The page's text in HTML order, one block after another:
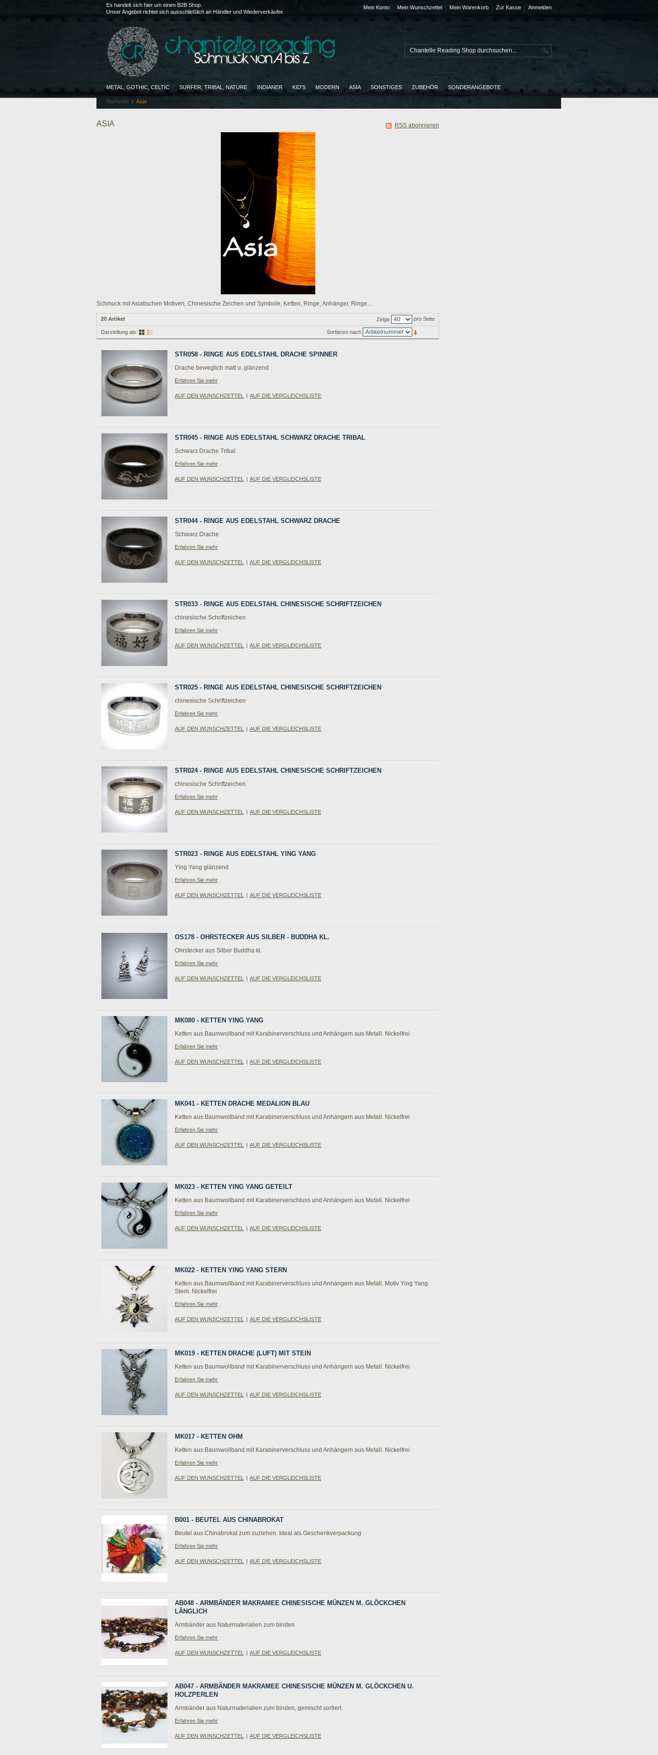
Es handelt sich hier um einen B2B Shop.
Unser Angebot richtet sich ausschließlich an Händler und Wiederverkäufer.
Mein Konto Mein Wunschzettel Mein Warenkorb Zur Kasse Anmelden
METAL, GOTHIC, CELTIC SURFER, TRIBAL, NATURE INDIANER KID'S MODERN ASIA SONSTIGES ZUBEHÖR SONDERANGEBOTE
Startseite Asia
RSS abonnieren
ASIA
Schmuck mit Asiatischen Motiven, Chinesische Zeichen und Symbole, Ketten, Ringe, Anhänger, Ringe...
20 Artikel Zeige pro Seite
Darstellung als: Sortieren nach
STR058 - RINGE AUS EDELSTAHL DRACHE SPINNER
Drache beweglich matt u. glänzend
Erfahren Sie mehr
AUF DEN WUNSCHZETTEL | AUF DIE VERGLEICHSLISTE
STR045 - RINGE AUS EDELSTAHL SCHWARZ DRACHE TRIBAL
Schwarz Drache Tribal
Erfahren Sie mehr
AUF DEN WUNSCHZETTEL | AUF DIE VERGLEICHSLISTE
STR044 - RINGE AUS EDELSTAHL SCHWARZ DRACHE
Schwarz Drache
Erfahren Sie mehr
AUF DEN WUNSCHZETTEL | AUF DIE VERGLEICHSLISTE
STR033 - RINGE AUS EDELSTAHL CHINESISCHE SCHRIFTZEICHEN
chinesische Schriftzeichen
Erfahren Sie mehr
AUF DEN WUNSCHZETTEL | AUF DIE VERGLEICHSLISTE
STR025 - RINGE AUS EDELSTAHL CHINESISCHE SCHRIFTZEICHEN
chinesische Schriftzeichen
Erfahren Sie mehr
AUF DEN WUNSCHZETTEL | AUF DIE VERGLEICHSLISTE
STR024 - RINGE AUS EDELSTAHL CHINESISCHE SCHRIFTZEICHEN
chinesische Schriftzeichen
Erfahren Sie mehr
AUF DEN WUNSCHZETTEL | AUF DIE VERGLEICHSLISTE
STR023 - RINGE AUS EDELSTAHL YING YANG
Ying Yang glänzend
Erfahren Sie mehr
AUF DEN WUNSCHZETTEL | AUF DIE VERGLEICHSLISTE
OS178 - OHRSTECKER AUS SILBER - BUDDHA KL.
Ohrstecker aus Silber Buddha kl.
Erfahren Sie mehr
AUF DEN WUNSCHZETTEL | AUF DIE VERGLEICHSLISTE
MK080 - KETTEN YING YANG
Ketten aus Baumwollband mit Karabinerverschluss und Anhängern aus Metall. Nickelfrei
Erfahren Sie mehr
AUF DEN WUNSCHZETTEL | AUF DIE VERGLEICHSLISTE
MK041 - KETTEN DRACHE MEDALION BLAU
Ketten aus Baumwollband mit Karabinerverschluss und Anhängern aus Metall. Nickelfrei
Erfahren Sie mehr
AUF DEN WUNSCHZETTEL | AUF DIE VERGLEICHSLISTE
MK023 - KETTEN YING YANG GETEILT
Ketten aus Baumwollband mit Karabinerverschluss und Anhängern aus Metall. Nickelfrei
Erfahren Sie mehr
AUF DEN WUNSCHZETTEL | AUF DIE VERGLEICHSLISTE
MK022 - KETTEN YING YANG STERN
Ketten aus Baumwollband mit Karabinerverschluss und Anhängern aus Metall. Motiv Ying Yang
Stern. Nickelfrei
Erfahren Sie mehr
AUF DEN WUNSCHZETTEL | AUF DIE VERGLEICHSLISTE
MK019 - KETTEN DRACHE (LUFT) MIT STEIN
Ketten aus Baumwollband mit Karabinerverschluss und Anhängern aus Metall. Nickelfrei
Erfahren Sie mehr
AUF DEN WUNSCHZETTEL | AUF DIE VERGLEICHSLISTE
MK017 - KETTEN OHM
Ketten aus Baumwollband mit Karabinerverschluss und Anhängern aus Metall. Nickelfrei
Erfahren Sie mehr
AUF DEN WUNSCHZETTEL | AUF DIE VERGLEICHSLISTE
B001 - BEUTEL AUS CHINABROKAT
Beutel aus Chinabrokat zum zuziehen. Ideal als Geschenkverpackung
Erfahren Sie mehr
AUF DEN WUNSCHZETTEL | AUF DIE VERGLEICHSLISTE
AB048 - ARMBÄNDER MAKRAMEE CHINESISCHE MÜNZEN M. GLÖCKCHEN
LÄNGLICH
Armbänder aus Naturmaterialien zum binden
Erfahren Sie mehr
AUF DEN WUNSCHZETTEL | AUF DIE VERGLEICHSLISTE
AB047 - ARMBÄNDER MAKRAMEE CHINESISCHE MÜNZEN M. GLÖCKCHEN U.
HOLZPERLEN
Armbänder aus Naturmaterialien zum binden, gemischt sortiert.
Erfahren Sie mehr
AUF DEN WUNSCHZETTEL | AUF DIE VERGLEICHSLISTE